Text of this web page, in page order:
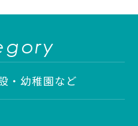
・幼稚園など